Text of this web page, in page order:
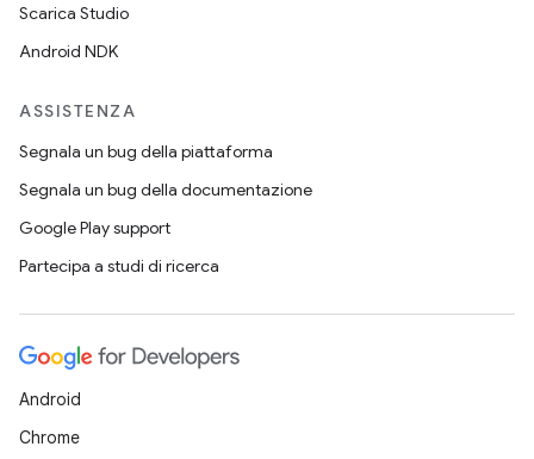
Scarica Studio
Android NDK
ASSISTENZA
Segnala un bug della piattaforma
Segnala un bug della documentazione
Google Play support
Partecipa a studi di ricerca
Android
Chrome